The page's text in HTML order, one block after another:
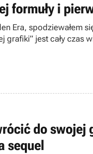
formuły i
Era, spodziewałem
jest cały czas
atrakcyjną
do
sequel